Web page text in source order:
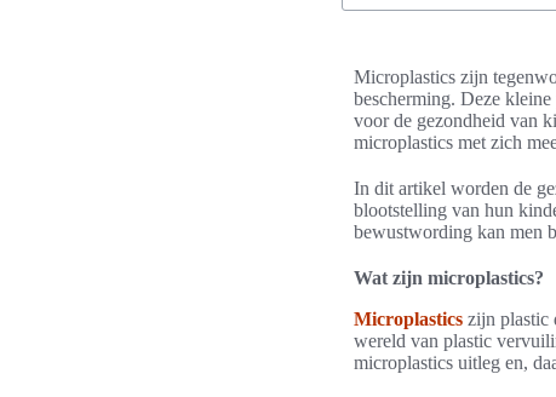
Microplastics zijn
bescherming. Deze
voor de gezondheid van
microplastics met zich
In dit artikel worden de
blootstelling van hun
bewustwording kan men
Wat zijn microplastics?
Microplastics zijn plastic
wereld van plastic
microplastics uitleg en,